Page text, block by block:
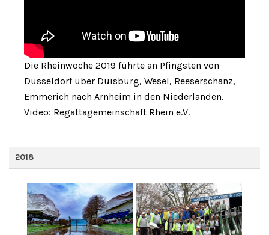
Die Rheinwoche 2019 führte an Pfingsten von
Düsseldorf über Duisburg, Wesel, Reeserschanz,
Emmerich nach Arnheim in den Niederlanden.
Video: Regattagemeinschaft Rhein e.V.
2018